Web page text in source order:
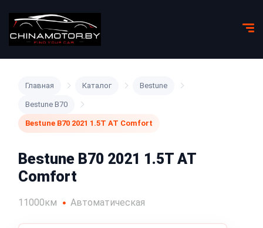
Главная Каталог Bestune
Bestune B70
Bestune B70 2021 1.5T AT Comfort
Bestune B70 2021 1.5T AT
Comfort
11000км Автоматическая